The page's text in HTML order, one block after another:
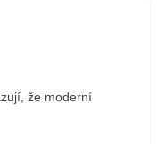
že moderní